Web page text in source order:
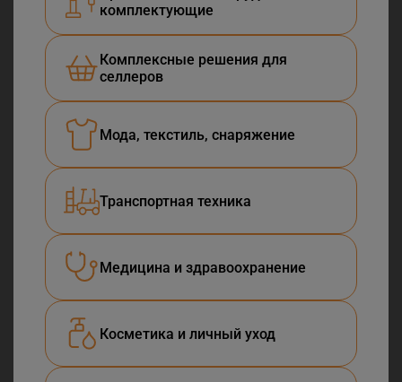
комплектующие
Комплексные решения для
селлеров
Мода, текстиль, снаряжение
Транспортная техника
Медицина и здравоохранение
Косметика и личный уход